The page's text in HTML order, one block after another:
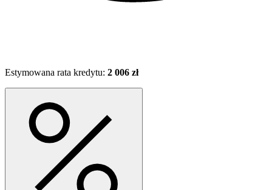
Estymowana rata kredytu: 2 006 zł